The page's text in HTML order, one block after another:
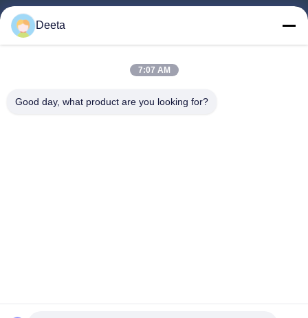
Inicio
Productos
Control De Calidad
Deeta
7:07 AM
Good day, what product are you looking for?